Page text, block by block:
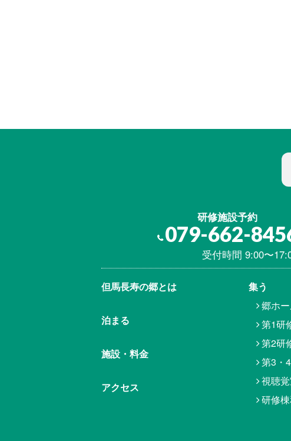
研修施設予約
079-662-
受付時間 9:00〜
但馬⾧寿の郷とは
泊まる
施設・料金
アクセス
集う
郷ホ
第1研
第2研
第3・
視聴
研修